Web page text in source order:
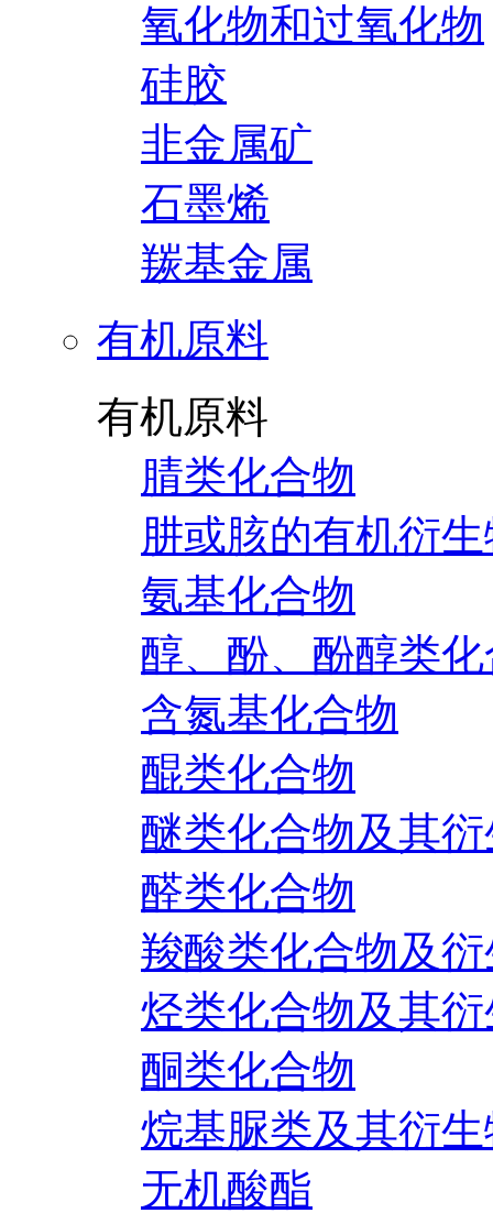
氧化物和过氧化物
硅胶
非金属矿
石墨烯
羰基金属
有机原料
有机原料
腈类化合物
肼或胲的有机衍
氨基化合物
醇、酚、酚醇类
含氮基化合物
醌类化合物
醚类化合物及其
醛类化合物
羧酸类化合物及
烃类化合物及其
酮类化合物
烷基脲类及其衍
无机酸酯